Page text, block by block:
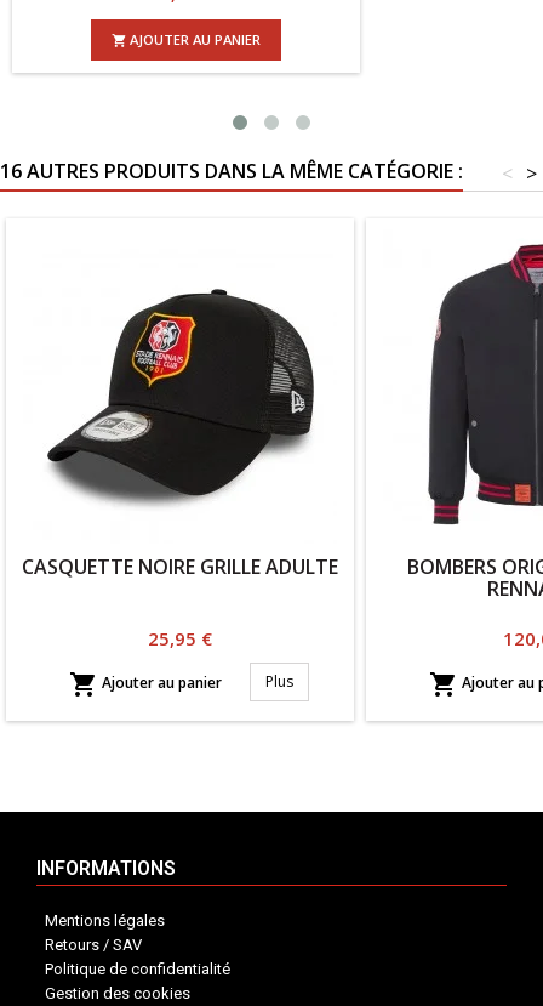
AJOUTER AU PANIER
16 AUTRES PRODUITS DANS LA MÊME CATÉGORIE : >
<
CASQUETTE NOIRE GRILLE ADULTE
Prix
25,95 €
 Ajouter au panier Plus
BOMBERS
Prix
 Ajouter au
INFORMATIONS
Mentions légales
Retours / SAV
Politique de confidentialité
Gestion des cookies